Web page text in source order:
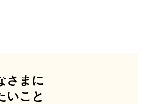
さまに
いこと